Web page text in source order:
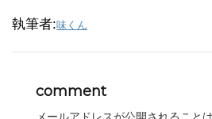
執筆者:味くん
comment